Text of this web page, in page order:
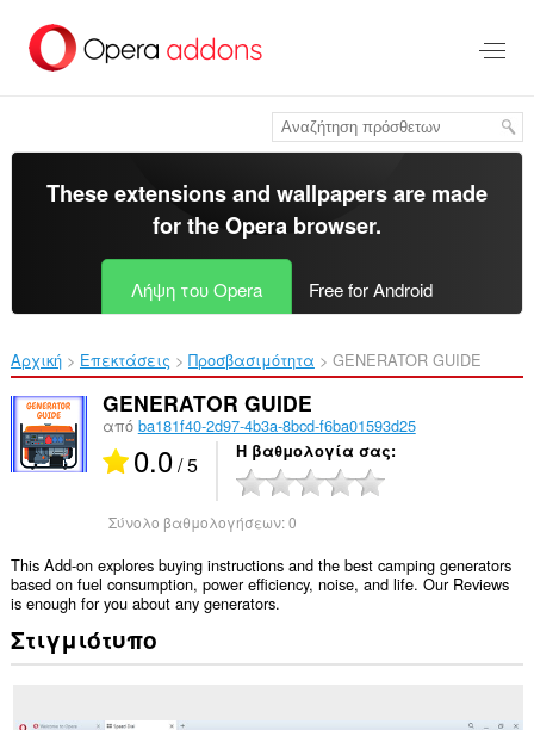
στο
κύριο
These extensions and wallpapers are made
for theOpera browser.
Λήψη του Opera Free for Android
Αρχική Επεκτάσεις Προσβασιμότητα GENERATOR GUIDE‎
GENERATOR GUIDE
από ba181f40-2d97-4b3a-8bcd-f6ba01593d25
0.0/ 5 Η βαθμολογία σας
Σύνολο βαθμολογήσεων:0
This Add-on explores buying instructions and the best camping generators
based on fuel consumption, power efficiency, noise, and life. Our Reviews
is enough for you about any generators.
Στιγμιότυπο